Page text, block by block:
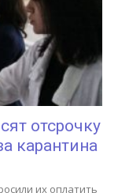
отсрочку
карантина
их оплатить